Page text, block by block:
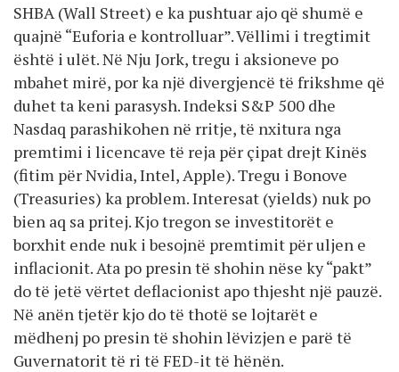
SHBA (Wall Street) e ka pushtuar ajo që shumë e
quajnë “Euforia e kontrolluar”. Vëllimi i tregtimit
është i ulët. Në Nju Jork, tregu i aksioneve po
mbahet mirë, por ka një divergjencë të frikshme që
duhet ta keni parasysh. Indeksi S&P 500 dhe
Nasdaq parashikohen në rritje, të nxitura nga
premtimi i licencave të reja për çipat drejt Kinës
(fitim për Nvidia, Intel, Apple). Tregu i Bonove
(Treasuries) ka problem. Interesat (yields) nuk po
bien aq sa pritej. Kjo tregon se investitorët e
borxhit ende nuk i besojnë premtimit për uljen e
inflacionit. Ata po presin të shohin nëse ky “pakt”
do të jetë vërtet deflacionist apo thjesht një pauzë.
Në anën tjetër kjo do të thotë se lojtarët e
mëdhenj po presin të shohin lëvizjen e parë të
Guvernatorit të ri të FED-it të hënën.